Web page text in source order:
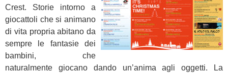
Crest. Storie intorno a
giocattoli che si animano
di vita propria abitano da
sempre le fantasie dei
bambini, che
naturalmente giocano dando un’anima agli oggetti. La